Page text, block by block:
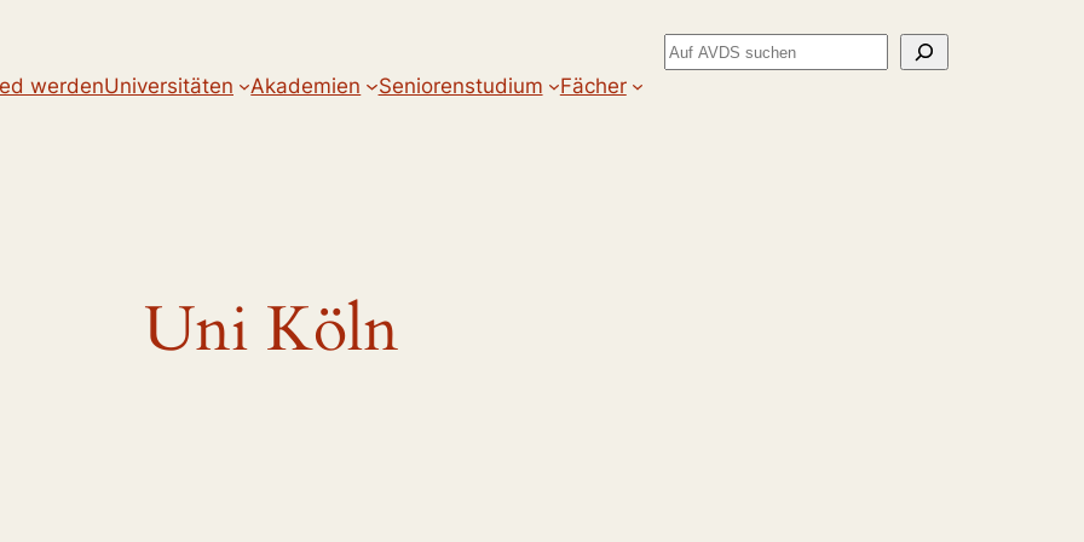
Suchen
werdenUniversitäten Akademien Seniorenstudium Fächer
Uni Köln